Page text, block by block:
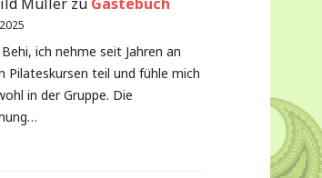
ich nehme seit Jahren an
Pilateskursen teil und fühle mich
in der Gruppe. Die